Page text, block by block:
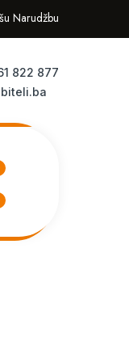
Narudžbu
822 877